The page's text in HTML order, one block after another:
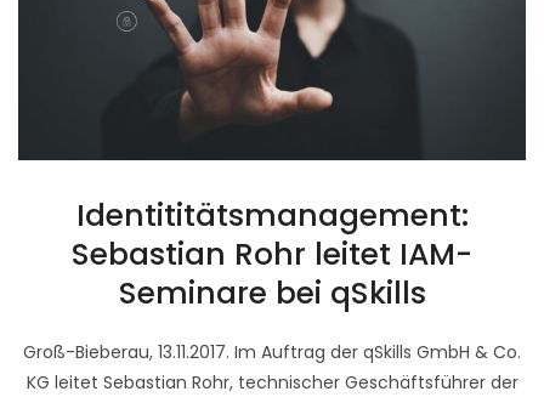
Identititätsmanagement:
Sebastian Rohr leitet IAM-
Seminare bei qSkills
Groß-Bieberau, 13.11.2017. Im Auftrag der qSkills GmbH & Co.
KG leitet Sebastian Rohr, technischer Geschäftsführer der